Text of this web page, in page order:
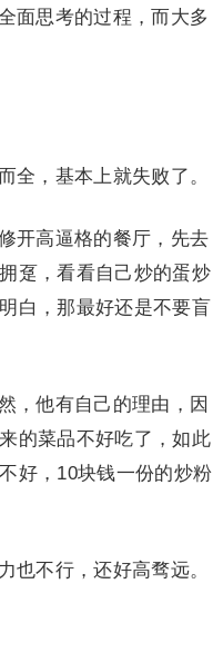
面思考的过程，而大多
全，基本上就失败了。
开高逼格的餐厅，先去
趸，看看自己炒的蛋炒
白，那最好还是不要盲
，他有自己的理由，因
的菜品不好吃了，如此
好，10块钱一份的炒粉
也不行，还好高骛远。